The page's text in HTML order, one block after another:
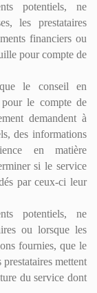
potentiels, ne
les prestataires
financiers ou
pour compte de
le conseil en
le compte de
demandent à
des informations
en matière
si le service
par ceux-ci leur
potentiels, ne
ou lorsque les
fournies, que le
mettent
du service dont